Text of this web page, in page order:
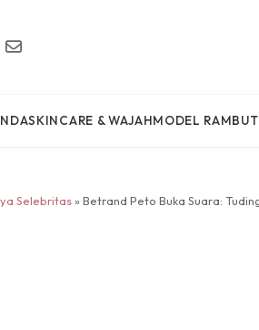
SKINCARE & WAJAHMODEL RAMBUT
Selebritas» Betrand Peto Buka Suara: